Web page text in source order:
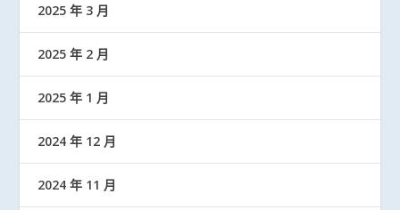
2025 年 3 月
2025 年 2 月
2025 年 1 月
2024 年 12 月
2024 年 11 月